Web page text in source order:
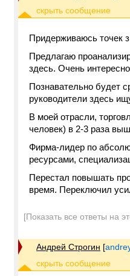
Придерживаюсь точек
Предлагаю
здесь. Очень
Познавательно будет
руководители здесь
В моей отрасли,
человек) в 2-3 раза
Фирма-лидер по
ресурсами,
Перестал повышать
время. Переключил
[Показать все ответы на
Андрей Строгин [